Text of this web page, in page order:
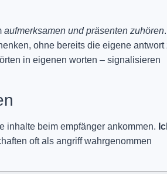
aufmerksamen und präsenten zuhören.
ohne bereits die eigene antwort
in eigenen worten – signalisieren
inhalte beim empfänger ankommen.
oft als angriff wahrgenommen